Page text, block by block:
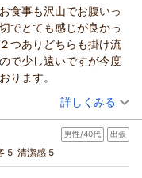
にだけ塩素系で洗い場
が足りず匂いが残り、
れば幸いです。日本温
なしで登録表示をして
け流しの塩素投入な
橋
（返信日：2026/01/10）
ですが、この部屋、と
呂付き。源泉掛け流し
いる感じ。最高です。
もリラックスできまし
しくいただきました。
とつですが、私は朝食
全然重視していないの
き、ありがとうござい
定はしておりますが極
意が準備できている
りますのでお気になさ
なるお褒めのお言葉を
誤しながらリフォーム
がかけ流しの温泉で
た通り地球の恵みと思
食事も沢山でお腹いっ
でとても感じが良かっ
つありどちらも掛け流
で少し遠いですが今度
ります。
（投稿日：2025/11/11）
／特別2食付
詳しくみる
男性/40代 出張
5 清潔感 5